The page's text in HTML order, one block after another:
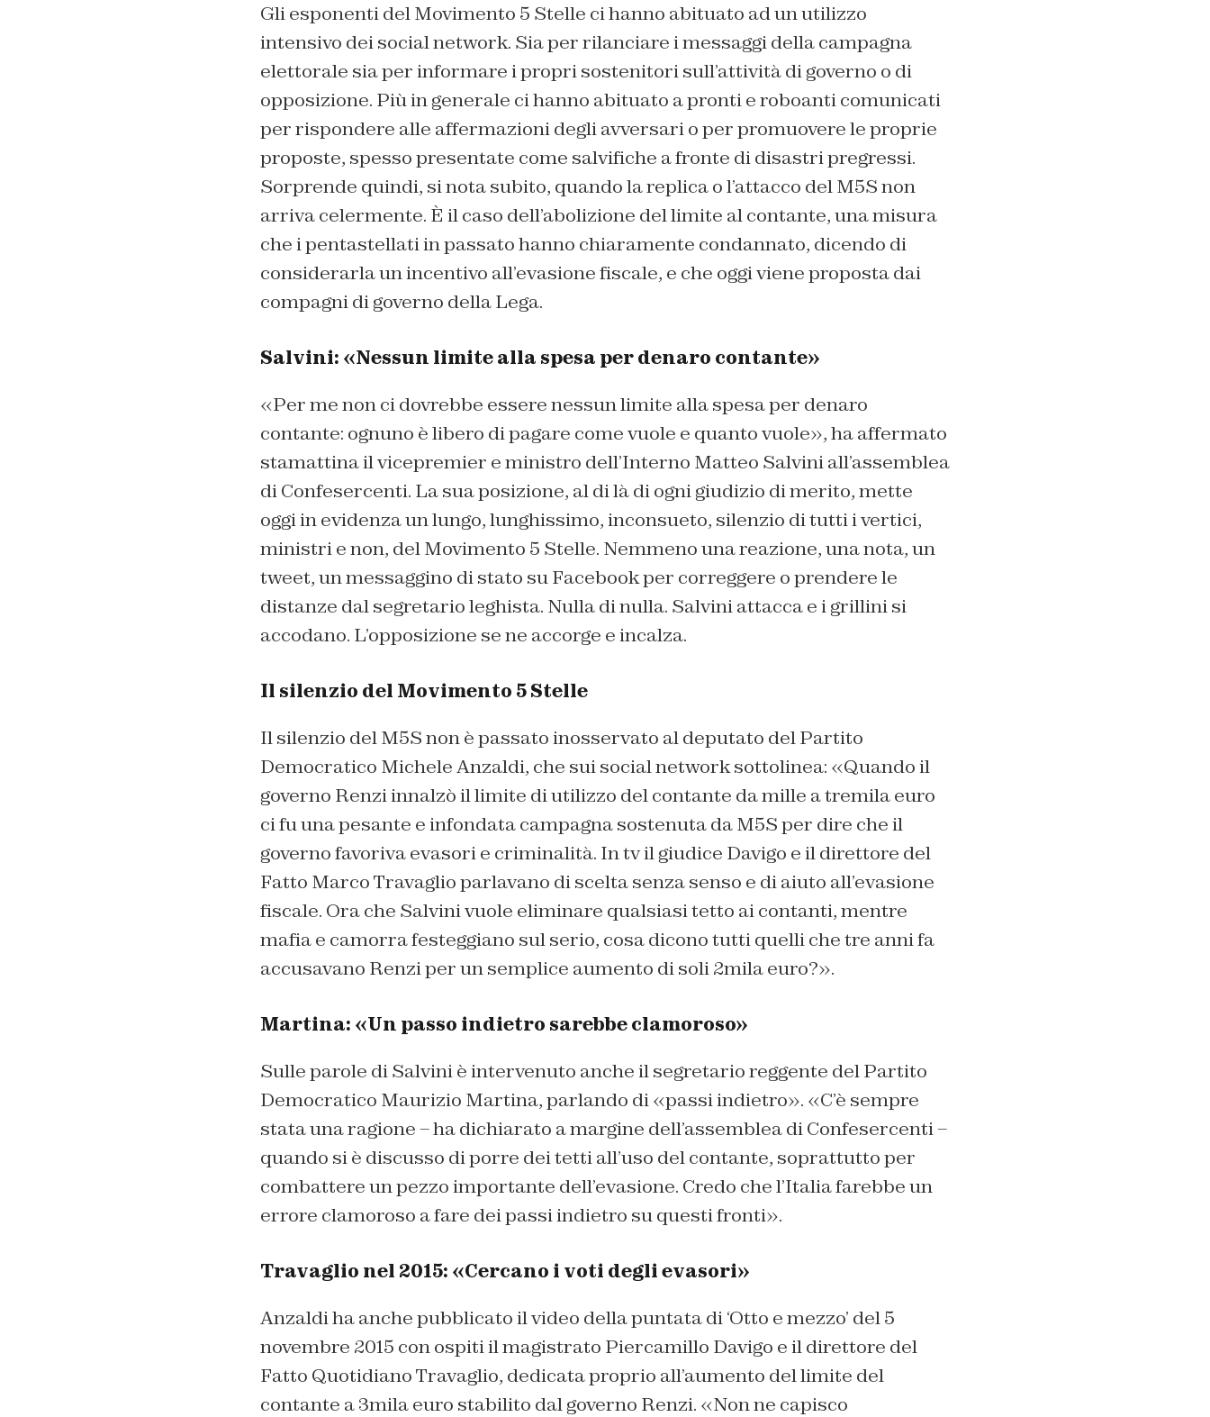
Gli esponenti del Movimento 5 Stelle ci hanno abituato ad un utilizzo
intensivo dei social network. Sia per rilanciare i messaggi della campagna
elettorale sia per informare i propri sostenitori sull’attività di governo o di
opposizione. Più in generale ci hanno abituato a pronti e roboanti comunicati
per rispondere alle affermazioni degli avversari o per promuovere le proprie
proposte, spesso presentate come salvifiche a fronte di disastri pregressi.
Sorprende quindi, si nota subito, quando la replica o l’attacco del M5S non
arriva celermente. È il caso dell’abolizione del limite al contante, una misura
che i pentastellati in passato hanno chiaramente condannato, dicendo di
considerarla un incentivo all’evasione fiscale, e che oggi viene proposta dai
compagni di governo della Lega.
Salvini: «Nessun limite alla spesa per denaro contante»
«Per me non ci dovrebbe essere nessun limite alla spesa per denaro
contante: ognuno è libero di pagare come vuole e quanto vuole», ha affermato
stamattina il vicepremier e ministro dell’Interno Matteo Salvini all’assemblea
di Confesercenti. La sua posizione, al di là di ogni giudizio di merito, mette
oggi in evidenza un lungo, lunghissimo, inconsueto, silenzio di tutti i vertici,
ministri e non, del Movimento 5 Stelle. Nemmeno una reazione, una nota, un
tweet, un messaggino di stato su Facebook per correggere o prendere le
distanze dal segretario leghista. Nulla di nulla. Salvini attacca e i grillini si
accodano. L’opposizione se ne accorge e incalza.
Il silenzio del Movimento 5 Stelle
Il silenzio del M5S non è passato inosservato al deputato del Partito
Democratico Michele Anzaldi, che sui social network sottolinea: «Quando il
governo Renzi innalzò il limite di utilizzo del contante da mille a tremila euro
ci fu una pesante e infondata campagna sostenuta da M5S per dire che il
governo favoriva evasori e criminalità. In tv il giudice Davigo e il direttore del
Fatto Marco Travaglio parlavano di scelta senza senso e di aiuto all’evasione
fiscale. Ora che Salvini vuole eliminare qualsiasi tetto ai contanti, mentre
mafia e camorra festeggiano sul serio, cosa dicono tutti quelli che tre anni fa
accusavano Renzi per un semplice aumento di soli 2mila euro?».
Martina: «Un passo indietro sarebbe clamoroso»
Sulle parole di Salvini è intervenuto anche il segretario reggente del Partito
Democratico Maurizio Martina, parlando di «passi indietro». «C’è sempre
stata una ragione – ha dichiarato a margine dell’assemblea di Confesercenti –
quando si è discusso di porre dei tetti all’uso del contante, soprattutto per
combattere un pezzo importante dell’evasione. Credo che l’Italia farebbe un
errore clamoroso a fare dei passi indietro su questi fronti».
Travaglio nel 2015: «Cercano i voti degli evasori»
Anzaldi ha anche pubblicato il video della puntata di ‘Otto e mezzo’ del 5
novembre 2015 con ospiti il magistrato Piercamillo Davigo e il direttore del
Fatto Quotidiano Travaglio, dedicata proprio all’aumento del limite del
contante a 3mila euro stabilito dal governo Renzi. «Non ne capisco